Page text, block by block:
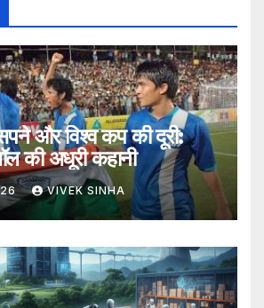
और विश्व कप की दूरी:
की अधूरी कहानी
VIVEK SINHA